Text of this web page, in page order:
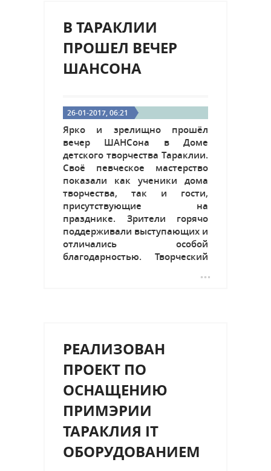
в...
В ТАРАКЛИИ
ПРОШЕЛ ВЕЧЕР
ШАНСОНА
26-01-2017, 06:21
Ярко и зрелищно прошёл
вечер ШАНСона в Доме
детского творчества Тараклии.
Своё певческое мастерство
показали как ученики дома
творчества, так и гости,
присутствующие на
празднике. Зрители горячо
поддерживали выступающих и
отличались особой
благодарностью. Творческий
этот день затронули не только
РЕАЛИЗОВАН
ПРОЕКТ ПО
ОСНАЩЕНИЮ
ПРИМЭРИИ
ТАРАКЛИЯ IT
ОБОРУДОВАНИЕМ